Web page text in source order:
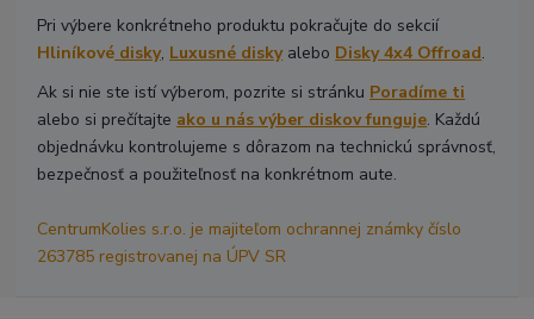
Pri výbere konkrétneho produktu pokračujte do sekcií
Hliníkové disky, Luxusné diskyalebo Disky 4x4 Offroad.
Ak si nie ste istí výberom, pozrite si stránku Poradíme ti
alebo si prečítajte ako u nás výber diskov funguje. Každú
objednávku kontrolujeme s dôrazom na technickú správnosť,
bezpečnosť a použiteľnosť na konkrétnom aute.
CentrumKolies s.r.o. je majiteľom ochrannej známky číslo
263785 registrovanej na ÚPV SR